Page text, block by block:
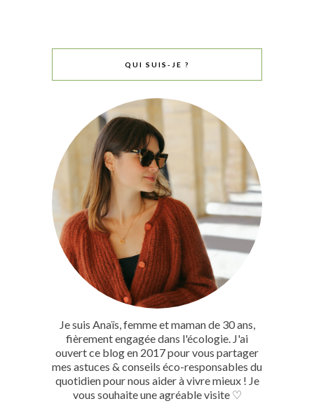
QUI SUIS-JE ?
Je suis Anaïs, femme et maman de 30 ans,
fièrement engagée dans l'écologie. J'ai
ouvert ce blog en 2017 pour vous partager
mes astuces & conseils éco-responsables du
quotidien pour nous aider à vivre mieux ! Je
vous souhaite une agréable visite ♡